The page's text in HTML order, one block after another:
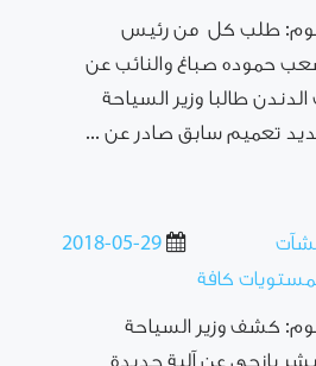
طلب كل من رئيس
حموده صباغ والنائب عن
طالبا وزير السياحة
تعميم سابق صادر عن ...
2018-05-29
كافة
كشف وزير السياحة